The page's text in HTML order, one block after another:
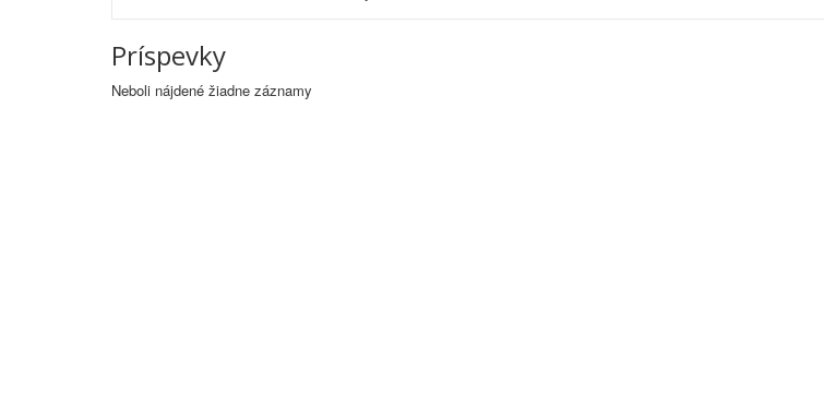
Príspevky
Neboli nájdené žiadne záznamy